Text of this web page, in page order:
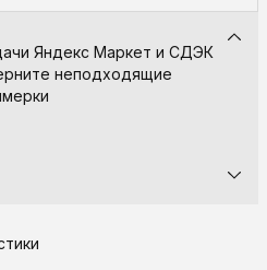
Яндекс Маркет и СДЭК
неподходящие